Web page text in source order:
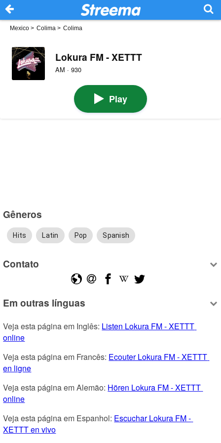
Mexico > Colima > Colima
Lokura FM - XETTT
AM · 930
Play
Gêneros
Hits Latin Pop Spanish
Contato
Em outras línguas
Veja esta página em Inglês: Listen Lokura FM - XETTT
online
Veja esta página em Francês: Ecouter Lokura FM - XETTT
en ligne
Veja esta página em Alemão: Hören Lokura FM - XETTT
online
Veja esta página em Espanhol: Escuchar Lokura FM -
XETTT en vivo